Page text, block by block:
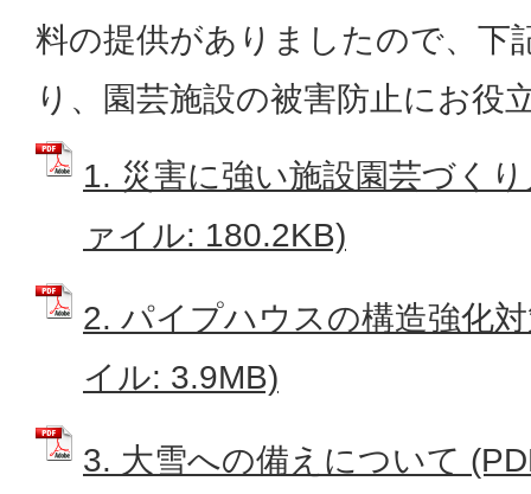
料の提供がありましたので、下
り、園芸施設の被害防止にお役
1. 災害に強い施設園芸づく
ァイル: 180.2KB)
2. パイプハウスの構造強化
イル: 3.9MB)
3. 大雪への備えについて